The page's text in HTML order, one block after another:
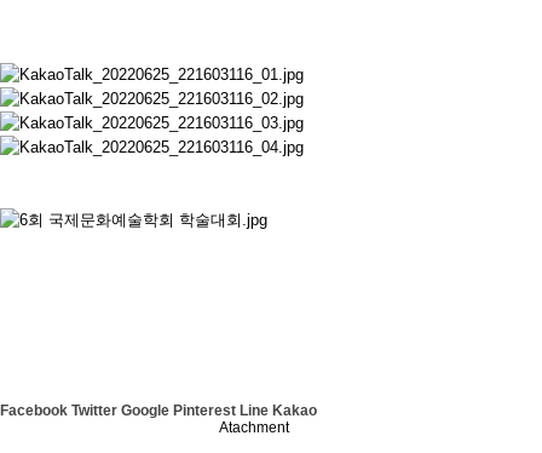
Facebook Twitter Google Pinterest Line Kakao
Atachment